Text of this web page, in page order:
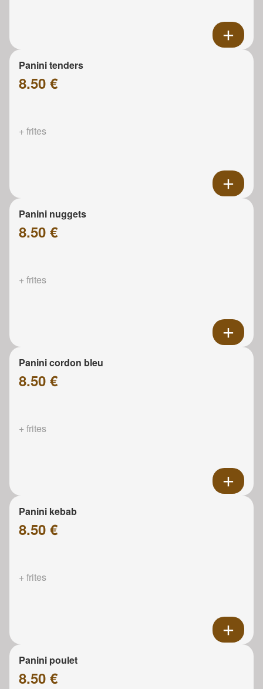
Panini tenders
8.50 €
+ frites
Panini nuggets
8.50 €
+ frites
Panini cordon bleu
8.50 €
+ frites
Panini kebab
8.50 €
+ frites
Panini poulet
8.50 €